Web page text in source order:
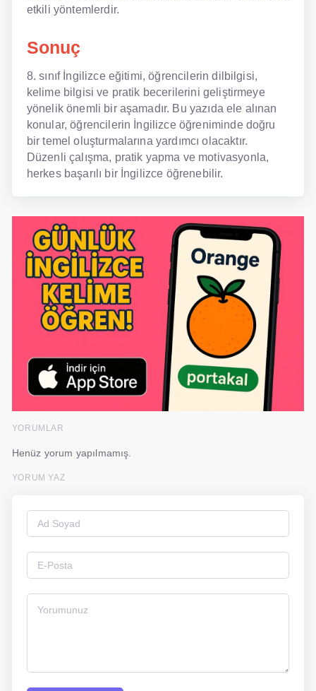
etkili yöntemlerdir.
Sonuç
8. sınıf İngilizce eğitimi, öğrencilerin dilbilgisi,
kelime bilgisi ve pratik becerilerini geliştirmeye
yönelik önemli bir aşamadır. Bu yazıda ele alınan
konular, öğrencilerin İngilizce öğreniminde doğru
bir temel oluşturmalarına yardımcı olacaktır.
Düzenli çalışma, pratik yapma ve motivasyonla,
herkes başarılı bir İngilizce öğrenebilir.
YORUMLAR
Henüz yorum yapılmamış.
YORUM YAZ